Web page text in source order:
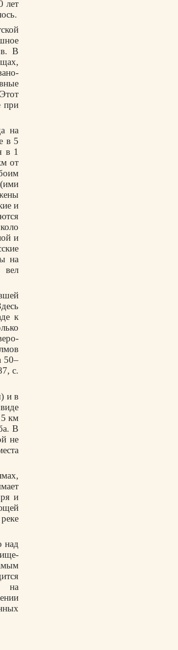
лет
В
при
на
в 5
в 1
от
и
и
на
к
50–
с.
и в
км
В
не
и
над
на